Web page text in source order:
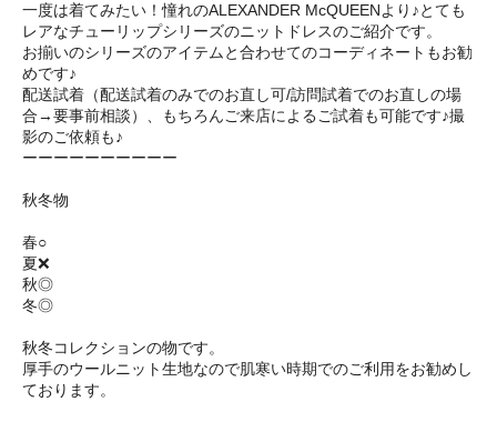
一度は着てみたい！憧れのALEXANDER McQUEENより♪とても
レアなチューリップシリーズのニットドレスのご紹介です。
お揃いのシリーズのアイテムと合わせてのコーディネートもお勧
めです♪
配送試着（配送試着のみでのお直し可/訪問試着でのお直しの場
合→要事前相談）、もちろんご来店によるご試着も可能です♪撮
影のご依頼も♪
ーーーーーーーーーー
秋冬物
春○
夏❌
秋◎
冬◎
秋冬コレクションの物です。
厚手のウールニット生地なので肌寒い時期でのご利用をお勧めし
ております。